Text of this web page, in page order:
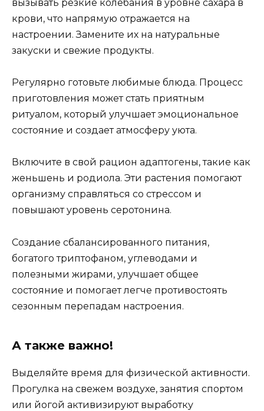
вызывать резкие колебания в уровне сахара в
крови, что напрямую отражается на
настроении. Замените их на натуральные
закуски и свежие продукты.
Регулярно готовьте любимые блюда. Процесс
приготовления может стать приятным
ритуалом, который улучшает эмоциональное
состояние и создает атмосферу уюта.
Включите в свой рацион адаптогены, такие как
женьшень и родиола. Эти растения помогают
организму справляться со стрессом и
повышают уровень серотонина.
Создание сбалансированного питания,
богатого триптофаном, углеводами и
полезными жирами, улучшает общее
состояние и помогает легче противостоять
сезонным перепадам настроения.
А также важно!
Выделяйте время для физической активности.
Прогулка на свежем воздухе, занятия спортом
или йогой активизируют выработку